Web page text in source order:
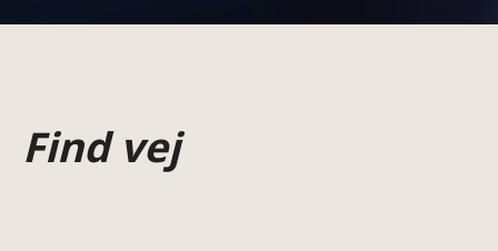
Find vej